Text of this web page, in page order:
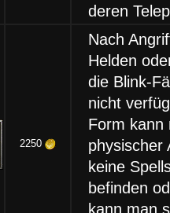
deren
2250
Nach
Helden
die Blink-
nicht
Form kann
physischer
keine
befinden
kann man